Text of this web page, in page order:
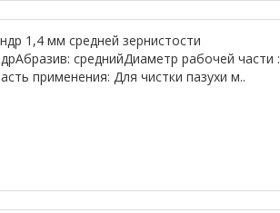
1,4 мм средней зернистости
среднийДиаметр рабочей части :
применения: Для чистки пазухи м..